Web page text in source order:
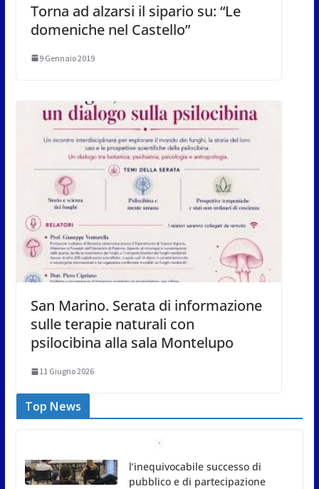
Torna ad alzarsi il sipario su: “Le
domeniche nel Castello”
9 Gennaio 2019
San Marino. Serata di informazione
sulle terapie naturali con
psilocibina alla sala Montelupo
11 Giugno 2026
Top News
Meno asfalto, più alberi: San